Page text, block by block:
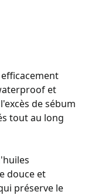
et
de sébum
tout au long
douce et
préserve le